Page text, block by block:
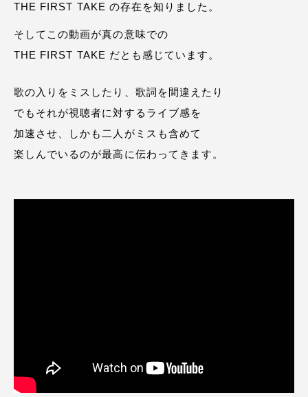
THE FIRST TAKE の存在を知りました。
そしてこの動画が真の意味での
THE FIRST TAKE だとも感じています。
歌の入りをミスしたり、歌詞を間違えたり
でもそれが視聴者に対するライブ感を
加速させ、しかも二人がミスも含めて
楽しんでいるのが最高に伝わってきます。